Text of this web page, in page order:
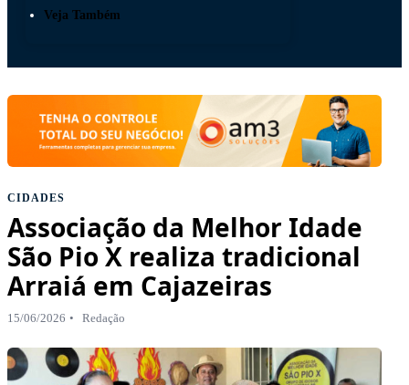
Veja Também
CIDADES
Associação da Melhor Idade
São Pio X realiza tradicional
Arraiá em Cajazeiras
15/06/2026 Redação